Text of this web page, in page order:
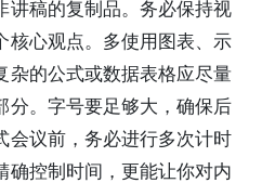
讲稿的复制品。务必保持视
核心观点。多使用图表、示
杂的公式或数据表格应尽量
分。字号要足够大，确保后
会议前，务必进行多次计时
确控制时间，更能让你对内